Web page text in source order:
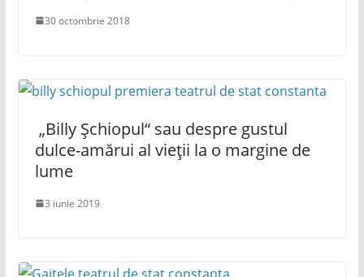
30 octombrie 2018
„Billy Șchiopul“ sau despre gustul
dulce-amărui al vieții la o margine de
lume
3 iunie 2019